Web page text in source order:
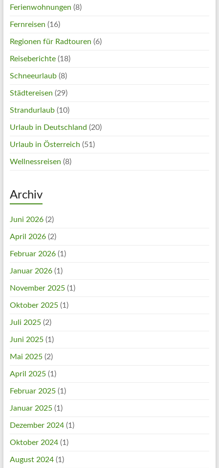
Ferienwohnungen (8)
Fernreisen (16)
Regionen für Radtouren (6)
Reiseberichte(18)
Schneeurlaub(8)
Städtereisen (29)
Strandurlaub(10)
Urlaub in Deutschland (20)
Urlaub in Österreich (51)
Wellnessreisen (8)
Archiv
Juni 2026(2)
April 2026(2)
Februar 2026(1)
Januar 2026(1)
November 2025(1)
Oktober 2025(1)
Juli 2025(2)
Juni 2025(1)
Mai 2025(2)
April 2025(1)
Februar 2025(1)
Januar 2025(1)
Dezember 2024(1)
Oktober 2024(1)
August 2024(1)